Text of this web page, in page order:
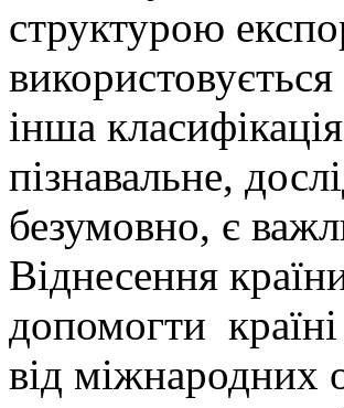
структурою
інша
пізнавальне,
безумовно, є
Віднесення
допомогти
від міжнародних